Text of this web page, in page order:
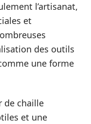
l’artisanat,
et
des outils
une forme
de chaille
et une